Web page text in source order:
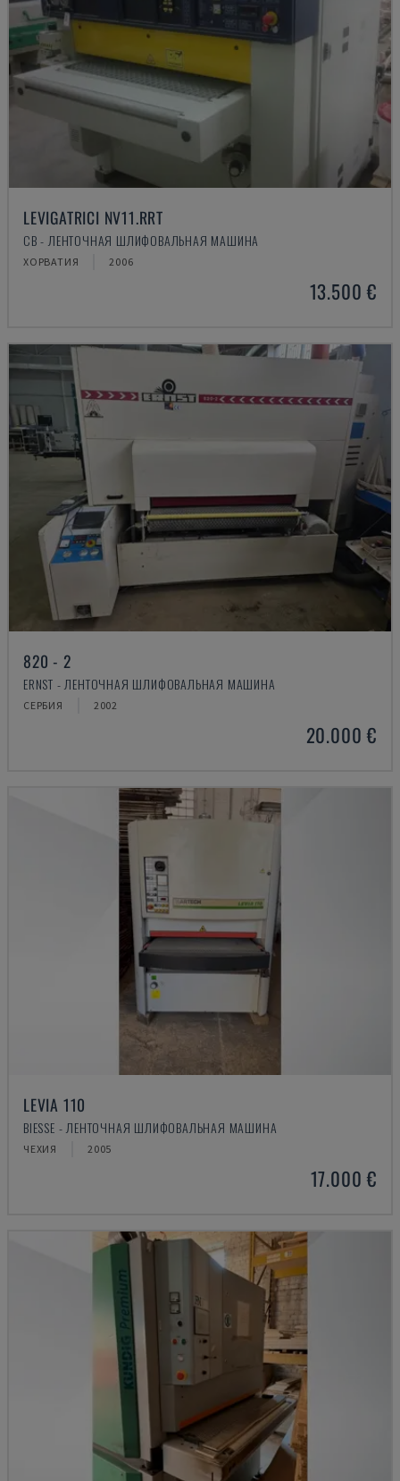
LEVIGATRICI NV11.RRT
CB - ЛЕНТОЧНАЯ ШЛИФОВАЛЬНАЯ МАШИНА
ХОРВАТИЯ 2006
13.500 €
820 - 2
ERNST - ЛЕНТОЧНАЯ ШЛИФОВАЛЬНАЯ МАШИНА
СЕРБИЯ 2002
20.000 €
LEVIA 110
BIESSE - ЛЕНТОЧНАЯ ШЛИФОВАЛЬНАЯ МАШИНА
ЧЕХИЯ 2005
17.000 €